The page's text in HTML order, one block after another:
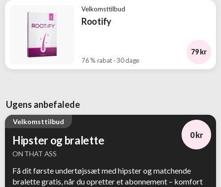
Velkomsttilbud
Rootify
76 % rabat · 30 dage
79 kr
Ugens anbefalede
Velkomsttilbud
Hipster og bralette
ON THAT ASS
0 kr
Få dit første undertøjssæt med hipster og matchende
bralette gratis, når du opretter et abonnement – komfort